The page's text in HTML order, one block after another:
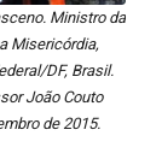
Ministro da
Misericórdia,
DF, Brasil.
João Couto
de 2015.